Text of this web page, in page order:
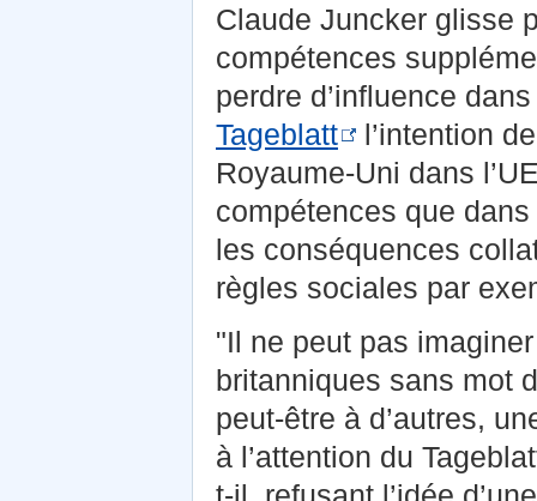
Claude Juncker glisse
compétences
perdre d’influence
Tageblatt
l’intention
Royaume-Uni dans
compétences que
les conséquences
règles sociales par
"Il ne peut pas
britanniques sans mot
peut-être à d’autres,
à l’attention du